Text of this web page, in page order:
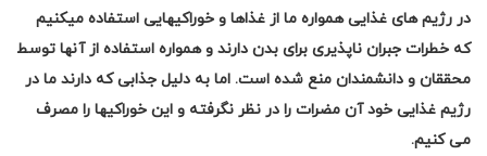
در رژیم های غذایی همواره ما از غذاها و خوراکیهایی استفاده میکنیم
که خطرات جبران ناپذیری برای بدن دارند و همواره استفاده از آنها توسط
محققان و دانشمندان منع شده است. اما به دلیل جذابی که دارند ما در
رژیم غذایی خود آن مضرات را در نظر نگرفته و این خوراکیها را مصرف
می کنیم.